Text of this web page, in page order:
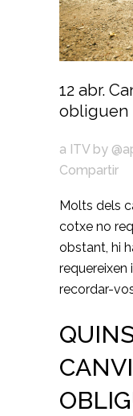
12 abr.
obliguen
a ITV by
Compartir
Molts dels
cotxe no
obstant, hi
recordar-